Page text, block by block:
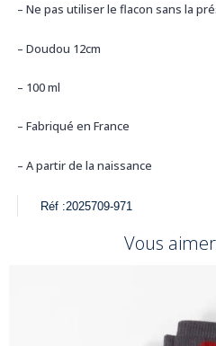
– Ne pas utiliser le flacon sans la
– Doudou 12cm
– 100 ml
– Fabriqué en France
– A partir de la naissance
Réf :2025709-971
Vous